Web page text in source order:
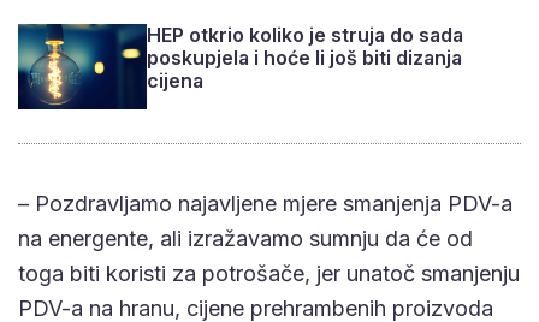
HEP otkrio koliko je struja do sada
poskupjela i hoće li još biti dizanja
cijena
– Pozdravljamo najavljene mjere smanjenja PDV-a
na energente, ali izražavamo sumnju da će od
toga biti koristi za potrošače, jer unatoč smanjenju
PDV-a na hranu, cijene prehrambenih proizvoda